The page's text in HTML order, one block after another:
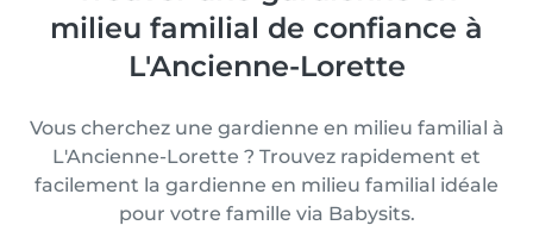
milieu familial de confiance à
L'Ancienne-Lorette
Vous cherchez une gardienne en milieu familial à
L'Ancienne-Lorette ? Trouvez rapidement et
facilement la gardienne en milieu familial idéale
pour votre famille via Babysits.